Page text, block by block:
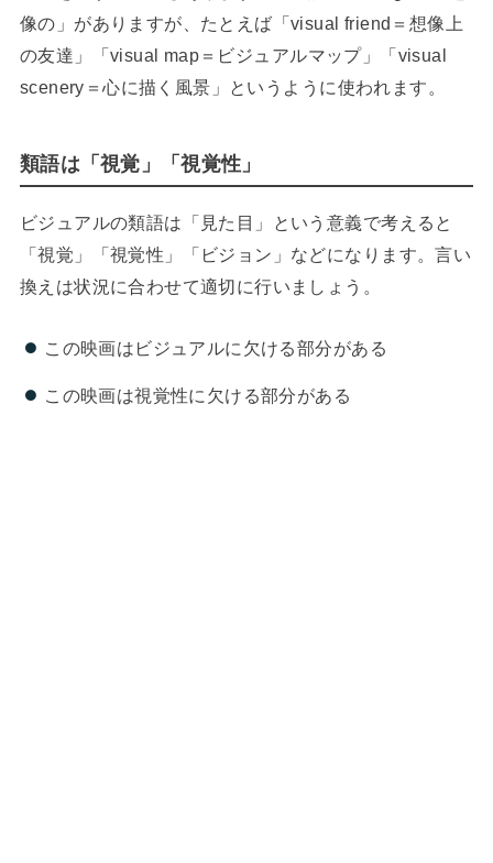
像の」がありますが、たとえば「visual friend＝想像上
の友達」「visual map＝ビジュアルマップ」「visual
scenery＝心に描く風景」というように使われます。
類語は「視覚」「視覚性」
ビジュアルの類語は「見た目」という意義で考えると
「視覚」「視覚性」「ビジョン」などになります。言い
換えは状況に合わせて適切に行いましょう。
この映画はビジュアルに欠ける部分がある
この映画は視覚性に欠ける部分がある